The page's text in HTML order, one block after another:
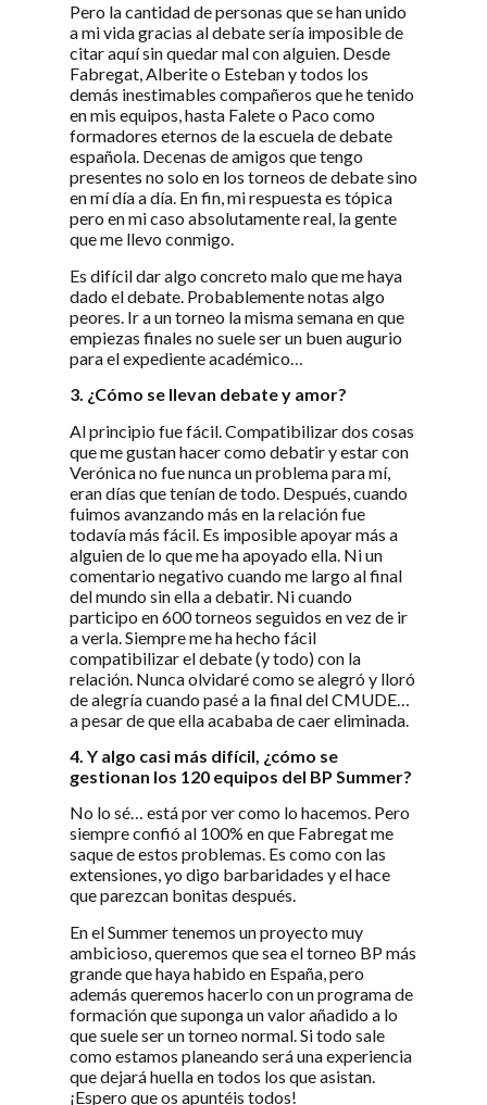
Pero la cantidad de personas que se han unido
a mi vida gracias al debate sería imposible de
citar aquí sin quedar mal con alguien. Desde
Fabregat, Alberite o Esteban y todos los
demás inestimables compañeros que he tenido
en mis equipos, hasta Falete o Paco como
formadores eternos de la escuela de debate
española. Decenas de amigos que tengo
presentes no solo en los torneos de debate sino
en mí día a día. En fin, mi respuesta es tópica
pero en mi caso absolutamente real, la gente
que me llevo conmigo.
Es difícil dar algo concreto malo que me haya
dado el debate. Probablemente notas algo
peores. Ir a un torneo la misma semana en que
empiezas finales no suele ser un buen augurio
para el expediente académico…
3. ¿Cómo se llevan debate y amor?
Al principio fue fácil. Compatibilizar dos cosas
que me gustan hacer como debatir y estar con
Verónica no fue nunca un problema para mí,
eran días que tenían de todo. Después, cuando
fuimos avanzando más en la relación fue
todavía más fácil. Es imposible apoyar más a
alguien de lo que me ha apoyado ella. Ni un
comentario negativo cuando me largo al final
del mundo sin ella a debatir. Ni cuando
participo en 600 torneos seguidos en vez de ir
a verla. Siempre me ha hecho fácil
compatibilizar el debate (y todo) con la
relación. Nunca olvidaré como se alegró y lloró
de alegría cuando pasé a la final del CMUDE…
a pesar de que ella acababa de caer eliminada.
4. Y algo casi más difícil, ¿cómo se
gestionan los 120 equipos del BP Summer?
No lo sé… está por ver como lo hacemos. Pero
siempre confió al 100% en que Fabregat me
saque de estos problemas. Es como con las
extensiones, yo digo barbaridades y el hace
que parezcan bonitas después.
En el Summer tenemos un proyecto muy
ambicioso, queremos que sea el torneo BP más
grande que haya habido en España, pero
además queremos hacerlo con un programa de
formación que suponga un valor añadido a lo
que suele ser un torneo normal. Si todo sale
como estamos planeando será una experiencia
que dejará huella en todos los que asistan.
¡Espero que os apuntéis todos!